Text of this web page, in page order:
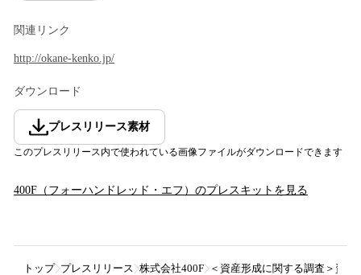
関連リンク
http://okane-kenko.jp/
ダウンロード
プレスリリース素材
このプレスリリース内で使われている画像ファイルがダウンロードできます
400F（フォーハンドレッド・エフ） のプレスキットを見る
トップ プレスリリース 株式会社400F ＜資産形成に関する調査＞資